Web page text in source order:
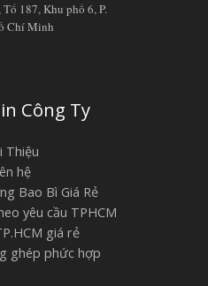
187, Khu phố 6, P.
Chí Minh
Công Ty
Thiệu
hệ
Bao Bì Giá Rẻ
yêu cầu TPHCM
giá rẻ
ghép phức hợp